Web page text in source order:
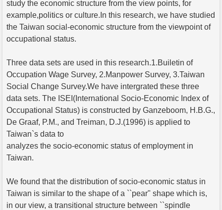
study the economic structure from the view points, for
example,politics or culture.In this research, we have studied
the Taiwan social-economic structure from the viewpoint of
occupational status.
Three data sets are used in this research.1.Builetin of
Occupation Wage Survey, 2.Manpower Survey, 3.Taiwan
Social Change Survey.We have intergrated these three
data sets. The ISEI(International Socio-Economic Index of
Occupational Status) is constructed by Ganzeboom, H.B.G.,
De Graaf, P.M., and Treiman, D.J.(1996) is applied to
Taiwan`s data to
analyzes the socio-economic status of employment in
Taiwan.
We found that the distribution of socio-economic status in
Taiwan is similar to the shape of a ``pear" shape which is,
in our view, a transitional structure between ``spindle